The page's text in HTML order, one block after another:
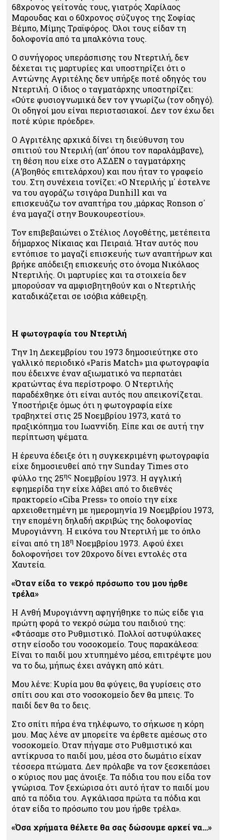
68χρovoς γείτονάς τους, γιατρός Χαρίλαος
Μαρουδας και ο 60χρovoς σύζυγος της Σοφίας
Βέμπο, Μίμης Τραϊφόρος. Όλοι τους είδαν τη
δολοφονία από τα μπαλκόνια τους.
Ο συνήγορος υπεράσπισης του Ντερτιλή, δεν
δέχεται τις μαρτυρίες και υποστηρίζει ότι ο
Αντώνης Αγριτέλης δεν υπήρξε ποτέ οδηγός του
Ντερτιλή. Ο ίδιος ο ταγματάρχης υποστηρίζει:
«Ούτε φυσιογνωμικά δεν τον γνωρίζω (τον οδηγό).
Οι οδηγοί μου είναι περιστασιακοί. Δεν τον έχω δει
ποτέ κύριε πρόεδρε».
Ο Αγριτέλης αρχικά δίνει τη διεύθυνση του
σπιτιού του Ντεριλή (απ’ όπου τον παραλάμβανε),
τη θέση που είχε στο ΑΣΔΕΝ ο ταγματάρχης
(Α’βοηθός επιτελάρχου) και που ήταν το γραφείο
του. Στη συνέχεια τονίζει: «Ο Ντεριλής μ΄ έστελνε
να του αγοράζω τσιγάρα Dunhill και να
επισκευάζω τον αναπτήρα του ,μάρκας Ronson σ΄
ένα μαγαζί στην Βουκουρεστίου».
Τον επιβεβαιώνει ο Στέλιος Λογοθέτης, μετέπειτα
δήμαρχος Νίκαιας και Πειραιά. Ήταν αυτός που
εντόπισε το μαγαζί επισκευής των αναπτήρων και
βρήκε απόδειξη επισκευής στο όνομα Νικόλαος
Ντερτιλής. Οι μαρτυρίες και τα στοιχεία δεν
μπορούσαν να αμφισβητηθούν και ο Ντερτιλής
καταδικάζεται σε ισόβια κάθειρξη.
Η φωτογραφία του Ντερτιλή
Την 1η Δεκεμβρίου του 1973 δημοσιεύτηκε στο
γαλλικό περιοδικό «Paris Match» μια φωτογραφία
που έδειχνε έναν αξιωματικό να περπατάει
κρατώντας ένα περίστροφο. Ο Ντερτιλής
παραδέχθηκε ότι είναι αυτός που απεικονίζεται.
Υποστήριξε όμως ότι η φωτογραφία είχε
τραβηχτεί στις 25 Νοεμβρίου 1973, κατά το
πραξικόπημα του Ιωαννίδη. Είπε και σε αυτή την
περίπτωση ψέματα.
Η έρευνα έδειξε ότι η συγκεκριμένη φωτογραφία
είχε δημοσιευθεί από την Sunday Times στο
φύλλο της 25ης Νοεμβρίου 1973. Η αγγλική
εφημερίδα την είχε λάβει από το διεθνές
πρακτορείο «Ciba Press» το οποίο την είχε
αρχειοθετημένη με ημερομηνία 19 Νοεμβρίου 1973,
την επομένη δηλαδή ακριβώς της δολοφονίας
Μυρογιάννη. Η εικόνα του Ντερτιλή με το όπλο
είναι από τη 18η Νοεμβρίου 1973. Αφού έχει
δολοφονήσει τον 20χρονο δίνει εντολές στα
Χαυτεία.
«Όταν είδα το νεκρό πρόσωπο του μου ήρθε
τρέλα»
Η Ανθή Μυρογιάννη αφηγήθηκε το πώς είδε για
πρώτη φορά το νεκρό σώμα του παιδιού της:
«Φτάσαμε στο Ρυθμιστικό. Πολλοί αστυφύλακες
στην είσοδο του νοσοκομείο. Τους παρακάλεσα:
Είναι το παιδί μου χτυπημένο μέσα, επιτρέψτε μου
να το δω, μήπως έχει ανάγκη από κάτι.
Μου λένε: Κυρία μου θα φύγεις, θα γυρίσεις στο
σπίτι σου και στο νοσοκομείο δεν θα μπεις. Το
παιδί δεν θα το δεις.
Στο σπίτι πήρα ένα τηλέφωνο, το σήκωσε η κόρη
μου. Μας λένε αν μπορείτε να έρθετε αμέσως στο
νοσοκομείο. Όταν πήγαμε στο Ρυθμιστικό και
αντίκρυσα το παιδί μου, μέσα στο δωμάτιο είχαν
τέσσερα πτώματα. Δεν πρόλαβε να τον ξεσκεπάσει
ο κύριος που μας άνοιξε. Τα πόδια του που είδα τον
γνώρισα. Τον ξεχώρισα ότι αυτό ήταν το παιδί μου
από τα πόδια του. Αγκάλιασα πρώτα τα πόδια και
όταν είδα το πρόσωπο του μου ήρθε τρέλα».
«Όσα χρήματα θέλετε θα σας δώσουμε αρκεί να…»